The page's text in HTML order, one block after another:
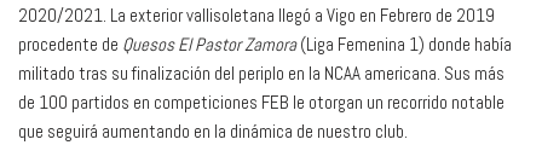
2020/2021. La exterior vallisoletana llegó a Vigo en Febrero de 2019
procedente de Quesos El Pastor Zamora(Liga Femenina 1) donde había
militado tras su finalización del periplo en la NCAA americana. Sus más
de 100 partidos en competiciones FEB le otorgan un recorrido notable
que seguirá aumentando en la dinámica de nuestro club.